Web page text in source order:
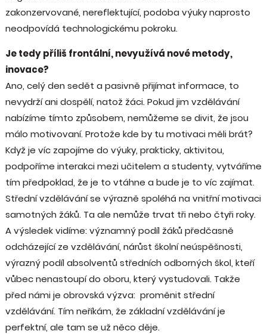
zakonzervované, nereflektující, podoba výuky naprosto
neodpovídá technologickému pokroku.
Je tedy příliš frontální, nevyužívá nové metody,
inovace?
Ano, celý den sedět a pasivně přijímat informace, to
nevydrží ani dospělí, natož žáci. Pokud jim vzdělávání
nabízíme tímto způsobem, nemůžeme se divit, že jsou
málo motivovaní. Protože kde by tu motivaci měli brát?
Když je víc zapojíme do výuky, prakticky, aktivitou,
podpoříme interakci mezi učitelem a studenty, vytváříme
tím předpoklad, že je to vtáhne a bude je to víc zajímat.
Střední vzdělávání se výrazně spoléhá na vnitřní motivaci
samotných žáků. Ta ale nemůže trvat tři nebo čtyři roky.
A výsledek vidíme: významný podíl žáků předčasně
odcházející ze vzdělávání, nárůst školní neúspěšnosti,
výrazný podíl absolventů středních odborných škol, kteří
vůbec nenastoupí do oboru, který vystudovali. Takže
před námi je obrovská výzva: proměnit střední
vzdělávání. Tím neříkám, že základní vzdělávání je
perfektní, ale tam se už něco děje.